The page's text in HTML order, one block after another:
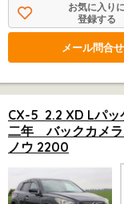
お気に入り
登録する
メール問合せ
CX-5 2.2 XD Lパ
二年 バックカ
ノウ 2200